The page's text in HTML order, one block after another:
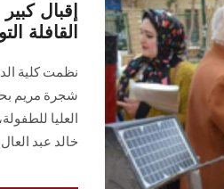
إقبال
القافلة
نظمت كلية
شجرة مريم
العليا
خالد عبد